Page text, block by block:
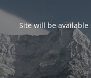
Site will be available